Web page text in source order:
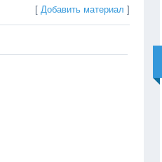
[Добавить материал ]